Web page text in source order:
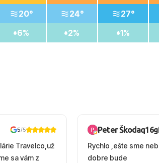
20°
6%
24°
2%
27°
1%
5/5
Travelco,už
sa vám z
Peter
Rychlo ,ešte sme
dobre bude